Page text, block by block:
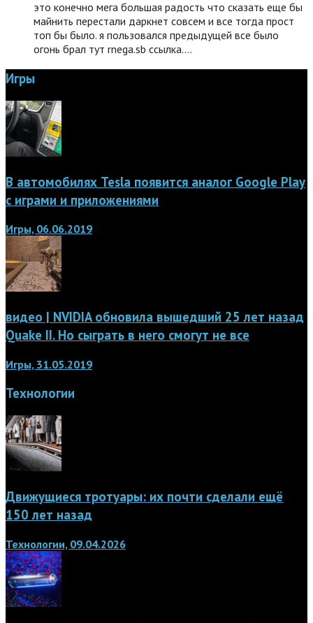
это конечно мега большая радость что сказать еще бы
майнить перестали даркнет совсем и все тогда прост
топ бы было. я пользовался предыдущей все было
огонь брал тут rnega.sb ссылка.…
Игры
В автомобилях Tesla появится аналог Google Play
с играми и приложениями
Игры, 06.06.2019
видео | NVIDIA обновила вышедший 25 лет назад
Quake II. Но сыграть в него смогут не все
Игры, 31.05.2019
Технологии
Движущиеся тротуары: их почти сделали ещё
150 лет назад
Технологии, 09.04.2026